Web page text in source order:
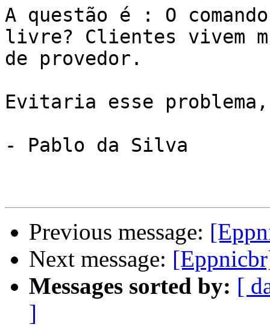
A questão é : O
livre? Clientes vivem
de provedor.
Evitaria esse
- Pablo da Silva
Previous message:
Next message:
Messages sorted by: [
]